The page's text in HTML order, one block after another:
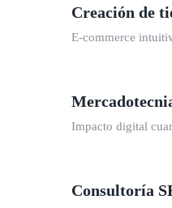
Creación de
E-commerce
Impacto digital
Consultoría